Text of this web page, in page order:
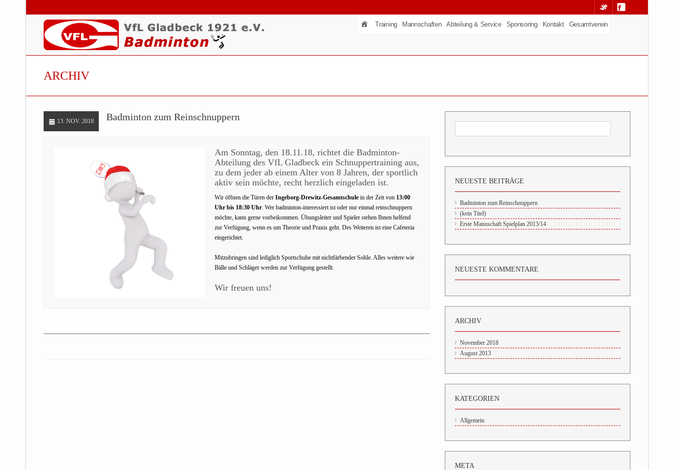
Training Mannschaften Abteilung & Service Sponsoring Kontakt Gesamtverein
ARCHIV
13. NOV. 2018 Badminton zum Reinschnuppern
Am Sonntag, den 18.11.18, richtet die Badminton-
Abteilung des VfL Gladbeck ein Schnuppertraining aus,
zu dem jeder ab einem Alter von 8 Jahren, der sportlich
aktiv sein möchte, recht herzlich eingeladen ist.
Wir öffnen die Türen der Ingeborg-Drewitz-Gesamtschule in der Zeit von 13:00
Uhr bis 18:30 Uhr. Wer badminton-interessiert ist oder nur einmal reinschnuppern
möchte, kann gerne vorbeikommen. Übungsleiter und Spieler stehen Ihnen helfend
zur Verfügung, wenn es um Theorie und Praxis geht. Des Weiteren ist eine Cafeteria
eingerichtet.
Mitzubringen sind lediglich Sportschuhe mit nichtfärbender Sohle. Alles weitere wie
Bälle und Schläger werden zur Verfügung gestellt.
Wir freuen uns!
NEUESTE BEITRÄGE
Badminton zum Reinschnuppern
(kein Titel)
Erste Mannschaft Spielplan 2013/14
NEUESTE KOMMENTARE
ARCHIV
November 2018
August 2013
KATEGORIEN
Allgemein
META